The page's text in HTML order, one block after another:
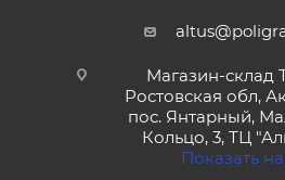
Магазин-склад
Ростовская обл,
пос. Янтарный,
Кольцо, 3, ТЦ
Показать